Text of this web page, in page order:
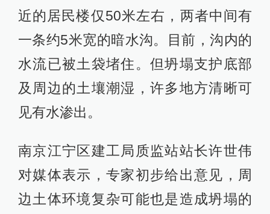
近的居民楼仅50米左右，两者中间有
一条约5米宽的暗水沟。目前，沟内的
水流已被土袋堵住。但坍塌支护底部
及周边的土壤潮湿，许多地方清晰可
见有水渗出。
南京江宁区建工局质监站站长许世伟
对媒体表示，专家初步给出意见，周
边土体环境复杂可能也是造成坍塌的